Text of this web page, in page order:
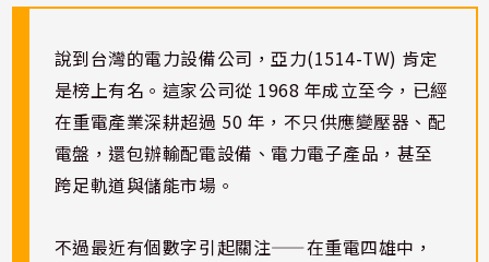
說到台灣的電力設備公司，亞力(1514-TW) 肯定
是榜上有名。這家公司從 1968 年成立至今，已經
在重電產業深耕超過 50 年，不只供應變壓器、配
電盤，還包辦輸配電設備、電力電子產品，甚至
跨足軌道與儲能市場。
不過最近有個數字引起關注——在重電四雄中，